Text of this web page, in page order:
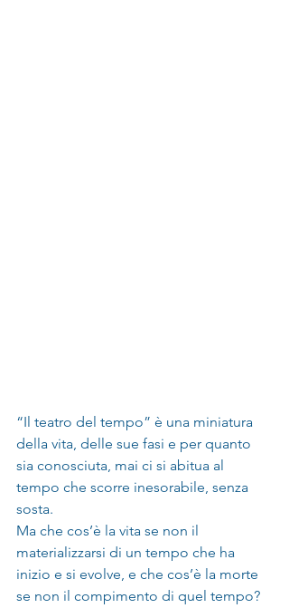
“Il teatro del tempo” è una miniatura
della vita, delle sue fasi e per quanto
sia conosciuta, mai ci si abitua al
tempo che scorre inesorabile, senza
sosta.
Ma che cos’è la vita se non il
materializzarsi di un tempo che ha
inizio e si evolve, e che cos’è la morte
se non il compimento di quel tempo?